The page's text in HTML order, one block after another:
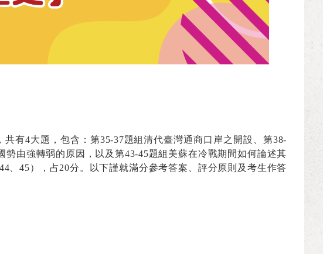
共有4大題，包含：第35-37題組清代臺灣通商口岸之開設、第38-
勢由強轉弱的原因，以及第43-45題組美蘇在冷戰期間如何論述其
44 、45），占20分。以下謹就滿分參考答案、評分原則及考生作答